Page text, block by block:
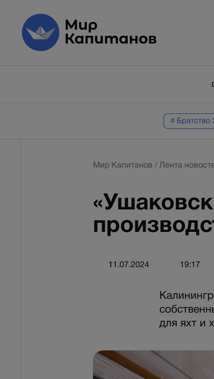
# Братство
Мир Капитанов / Лента
11.07.2024 19:17
для яхт и